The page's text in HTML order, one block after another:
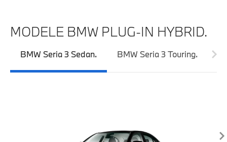
MODELE BMW PLUG-IN HYBRID.
BMW Seria 3 Sedan. BMW Seria 3 Touring.